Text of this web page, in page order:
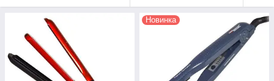
Новинка